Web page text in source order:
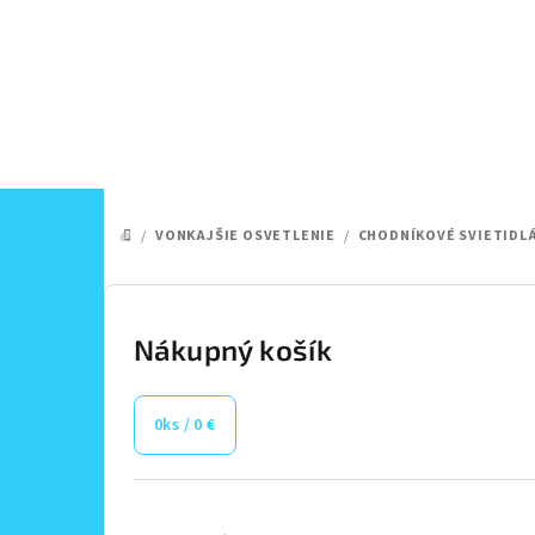
DOMOV
/ VONKAJŠIE OSVETLENIE / CHODNÍKOVÉ
B
Nákupný košík
0ks / 0 €